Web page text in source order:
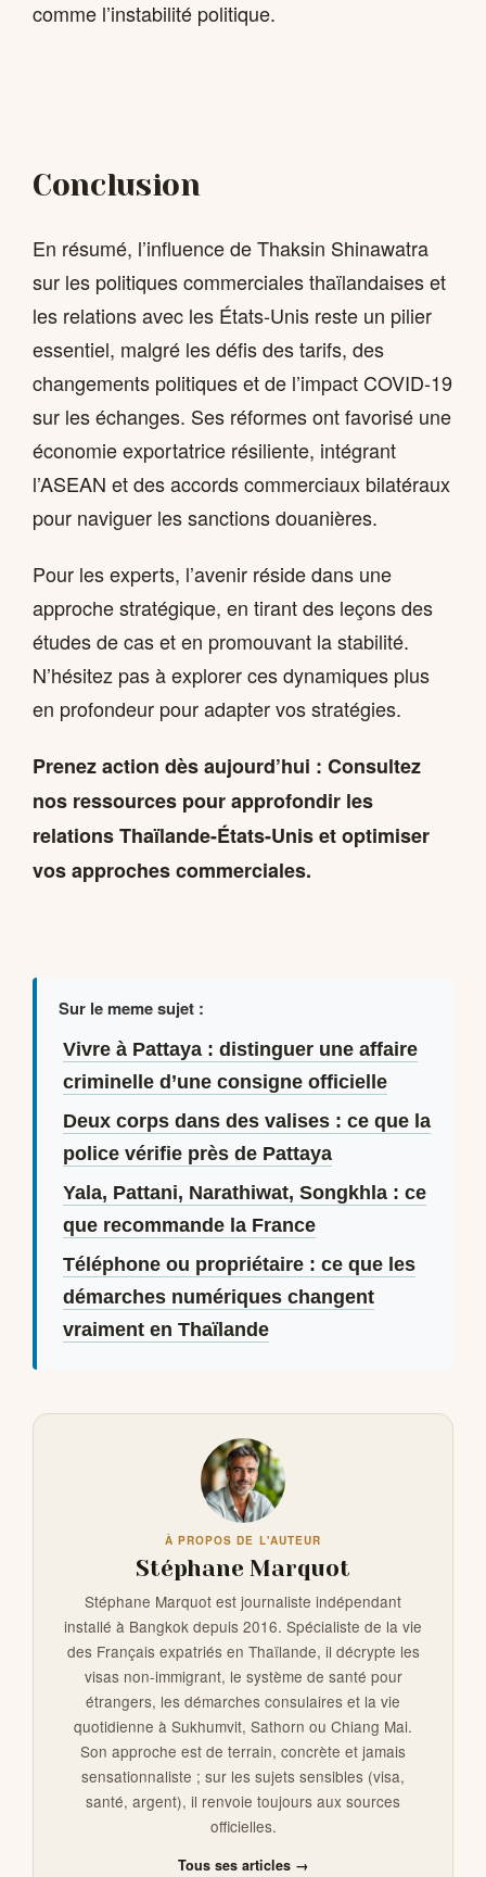
comme l’instabilité politique.
Conclusion
En résumé, l’influence de Thaksin Shinawatra
sur les politiques commerciales thaïlandaises et
les relations avec les États-Unis reste un pilier
essentiel, malgré les défis des tarifs, des
changements politiques et de l’impact COVID-19
sur les échanges. Ses réformes ont favorisé une
économie exportatrice résiliente, intégrant
l’ASEAN et des accords commerciaux bilatéraux
pour naviguer les sanctions douanières.
Pour les experts, l’avenir réside dans une
approche stratégique, en tirant des leçons des
études de cas et en promouvant la stabilité.
N’hésitez pas à explorer ces dynamiques plus
en profondeur pour adapter vos stratégies.
Prenez action dès aujourd’hui : Consultez
nos ressources pour approfondir les
relations Thaïlande-États-Unis et optimiser
vos approches commerciales.
Sur le meme sujet :
Vivre à Pattaya : distinguer une affaire
criminelle d’une consigne officielle
Deux corps dans des valises : ce que la
police vérifie près de Pattaya
Yala, Pattani, Narathiwat, Songkhla : ce
que recommande la France
Téléphone ou propriétaire : ce que les
démarches numériques changent
vraiment en Thaïlande
À PROPOS DE L'AUTEUR
Stéphane Marquot
Stéphane Marquot est journaliste indépendant
installé à Bangkok depuis 2016. Spécialiste de la vie
des Français expatriés en Thaïlande, il décrypte les
visas non-immigrant, le système de santé pour
étrangers, les démarches consulaires et la vie
quotidienne à Sukhumvit, Sathorn ou Chiang Mai.
Son approche est de terrain, concrète et jamais
sensationnaliste ; sur les sujets sensibles (visa,
santé, argent), il renvoie toujours aux sources
officielles.
Tous ses articles →